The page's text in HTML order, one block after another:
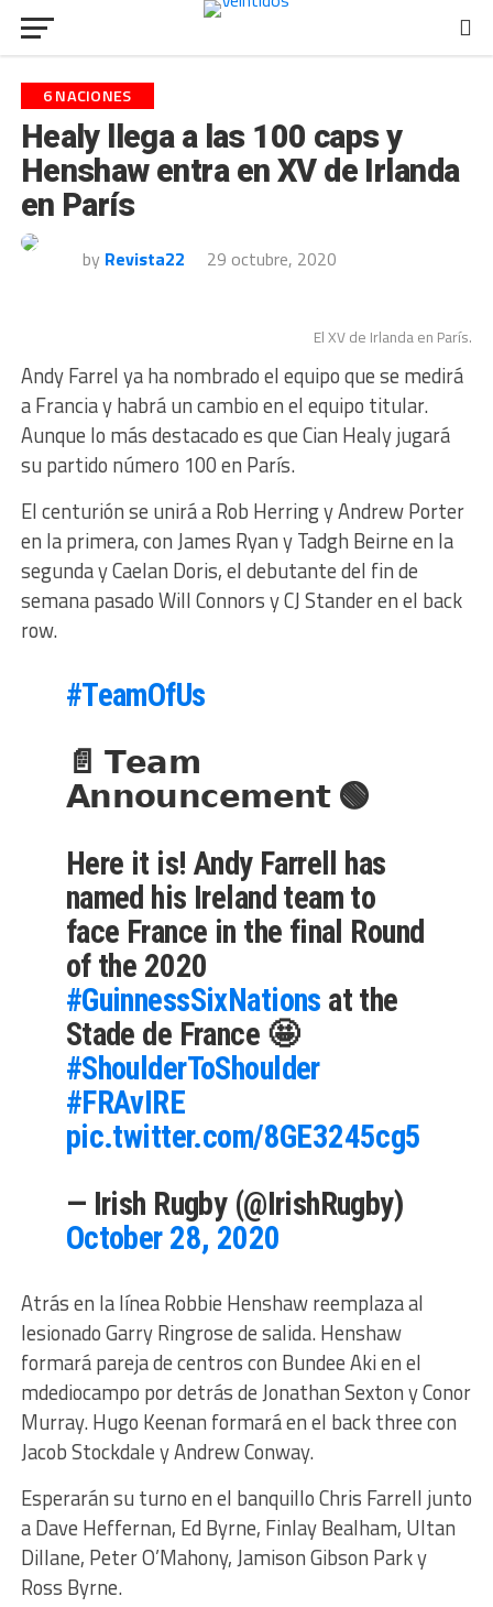
6 NACIONES
Healy llega a las 100 caps y
Henshaw entra en XV de Irlanda
en París
by Revista22 29 octubre, 2020
El XV de Irlanda en París.
Andy Farrel ya ha nombrado el equipo que se medirá
a Francia y habrá un cambio en el equipo titular.
Aunque lo más destacado es que Cian Healy jugará
su partido número 100 en París.
El centurión se unirá a Rob Herring y Andrew Porter
en la primera, con James Ryan y Tadgh Beirne en la
segunda y Caelan Doris, el debutante del fin de
semana pasado Will Connors y CJ Stander en el back
row.
#TeamOfUs
📄 𝗧𝗲𝗮𝗺
𝗔𝗻𝗻𝗼𝘂𝗻𝗰𝗲𝗺𝗲𝗻𝘁 🟢
Here it is! Andy Farrell has
named his Ireland team to
face France in the final Round
of the 2020
#GuinnessSixNations at the
Stade de France 🤩
#ShoulderToShoulder
#FRAvIRE
pic.twitter.com/8GE3245cg5
— Irish Rugby (@IrishRugby)
October 28, 2020
Atrás en la línea Robbie Henshaw reemplaza al
lesionado Garry Ringrose de salida. Henshaw
formará pareja de centros con Bundee Aki en el
mdediocampo por detrás de Jonathan Sexton y Conor
Murray. Hugo Keenan formará en el back three con
Jacob Stockdale y Andrew Conway.
Esperarán su turno en el banquillo Chris Farrell junto
a Dave Heffernan, Ed Byrne, Finlay Bealham, Ultan
Dillane, Peter O’Mahony, Jamison Gibson Park y
Ross Byrne.